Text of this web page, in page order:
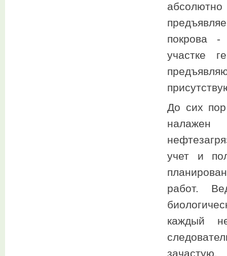
покрова -
участке
До сих
учет и
работ.
каждый